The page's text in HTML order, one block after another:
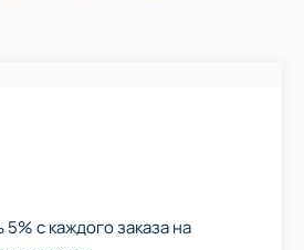
с каждого заказа на